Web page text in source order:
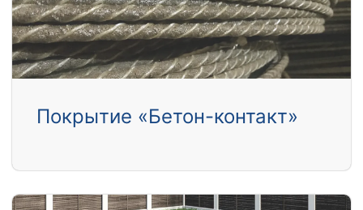
Покрытие «Бетон-контакт»